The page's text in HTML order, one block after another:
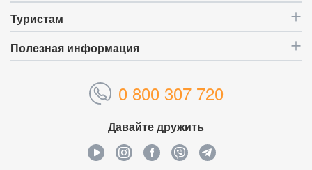
Туристам
Полезная информация
0 800 307 720
Давайте дружить